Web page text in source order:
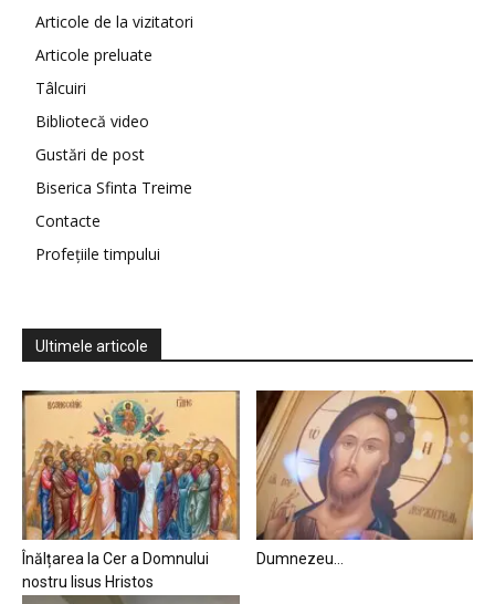
Articole de la vizitatori
Articole preluate
Tâlcuiri
Bibliotecă video
Gustări de post
Biserica Sfinta Treime
Contacte
Profețiile timpului
Ultimele articole
Înălțarea la Cer a Domnului
nostru Iisus Hristos
Dumnezeu…